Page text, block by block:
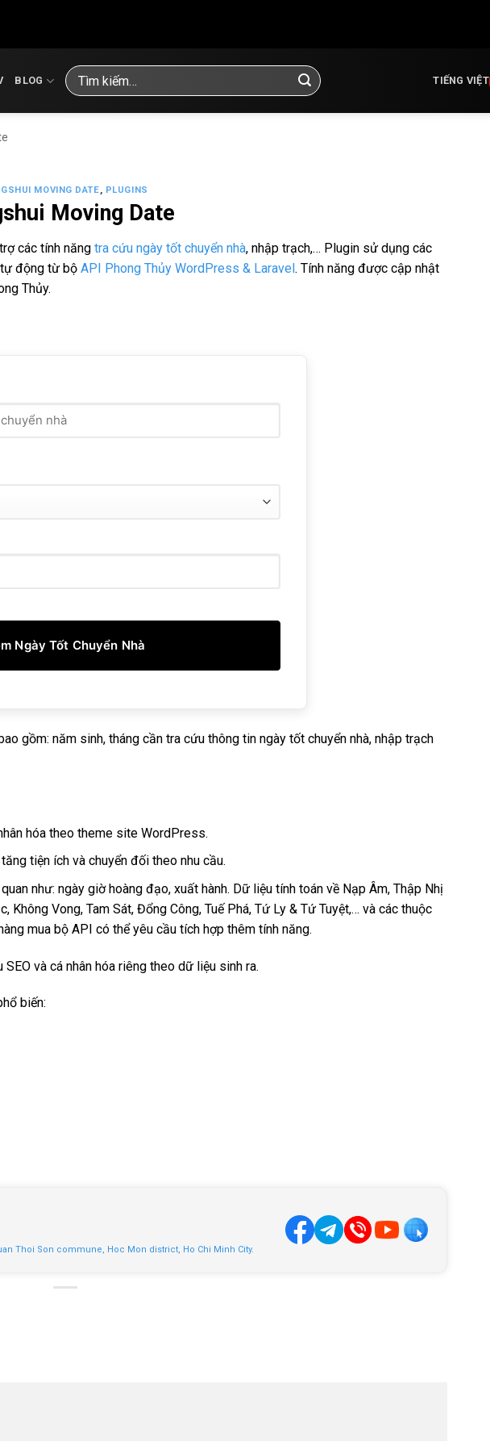
BLOG
Tìm
kiếm:
TIẾNG VIỆT
MOVING DATE, PLUGINS
Moving Date
các tính năng tra cứu ngày tốt chuyển nhà, nhập trạch,… Plugin sử dụng các
tự động từ bộ API Phong Thủy WordPress & Laravel . Tính năng được cập nhật
Thủy.
Ngày Tốt Chuyển Nhà
gồm: năm sinh, tháng cần tra cứu thông tin ngày tốt chuyển nhà, nhập trạch
hóa theo theme site WordPress.
tiện ích và chuyển đối theo nhu cầu.
như: ngày giờ hoàng đạo, xuất hành. Dữ liệu tính toán về Nạp Âm, Thập Nhị
Không Vong, Tam Sát, Đổng Công, Tuế Phá, Tứ Ly & Tứ Tuyệt,… và các thuộc
mua bộ API có thể yêu cầu tích hợp thêm tính năng.
và cá nhân hóa riêng theo dữ liệu sinh ra.
biến:
Thoi Son commune, Hoc Mon district, Ho Chi Minh City.